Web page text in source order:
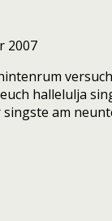
2007
hallelulja
am